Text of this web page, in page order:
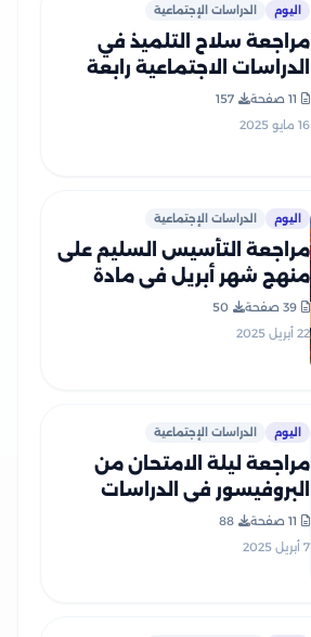
اليوم الدراسات الإجتماعية
مراجعة سلاح التلميذ في
الدراسات الاجتماعية رابعة
بالاجابات
11 صفحة
157
16 مايو 2025
اليوم الدراسات الإجتماعية
مراجعة التأسيس السليم على
منهج شهر أبريل في مادة
بصيغة PDF
39 صفحة
50
22 أبريل 2025
اليوم الدراسات الإجتماعية
مراجعة ليلة الامتحان من
البروفيسور في الدراسات
الاجتماعية للصف الرابع
الابتدائي الترم الثاني بصيغة
11 صفحة
88
7 أبريل 2025